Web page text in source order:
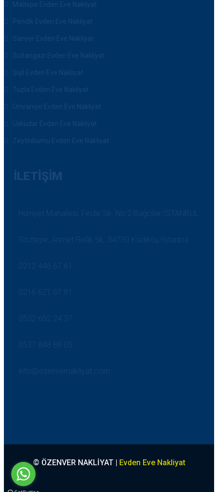
Maltepe Evden Eve Nakliyat
Pendik Evden Eve Nakliyat
Sarıyer Evden Eve Nakliyat
Sultangazi Evden Eve Nakliyat
Şişli Evden Eve Nakliyat
Tuzla Evden Eve Nakliyat
Ümraniye Evden Eve Nakliyat
Üsküdar Evden Eve Nakliyat
Zeytinburnu Evden Eve Nakliyat
İLETIŞIM
Hürriyet Mahallesi, Fındık Sk. No:2 Bağcılar/İSTANBUL
Göztepe, Ahmet Refik Sk. 34730 Kadıköy/İstanbul
0212 446 67 61
0216 621 67 81
0532 602 24 37
0537 848 88 05
info@ozenvernakliyat.com
© ÖZENVER NAKLİYAT | Evden Eve Nakliyat